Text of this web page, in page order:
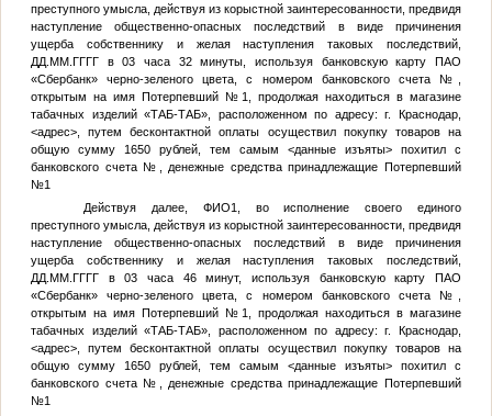
преступного умысла, действуя из корыстной заинтересованности, предвидя
наступление общественно-опасных последствий в виде причинения
ущерба собственнику и желая наступления таковых последствий,
ДД.ММ.ГГГГв 03 часа 32 минуты, используя банковскую карту ПАО
«Сбербанк» черно-зеленого цвета, с номером банковского счета №
открытым на имя Потерпевший №1
, продолжая находиться в магазине
табачных изделий «ТАБ-ТАБ», расположенном по адресу: г. Краснодар,
<адрес>, путем бесконтактной оплаты осуществил покупку товаров на
общую сумму 1650 рублей, тем самым<данные изъяты> похитил с
банковского счета № , денежные средства принадлежащиеПотерпевший
№1
Действуя далее, ФИО1, во исполнение своего единого
преступного умысла, действуя из корыстной заинтересованности, предвидя
наступление общественно-опасных последствий в виде причинения
ущерба собственнику и желая наступления таковых последствий,
ДД.ММ.ГГГГв 03 часа 46 минут, используя банковскую карту ПАО
«Сбербанк» черно-зеленого цвета, с номером банковского счета № ,
открытым на имя
Потерпевший №1, продолжая находиться в магазине
табачных изделий «ТАБ-ТАБ», расположенном по адресу: г. Краснодар,
<адрес>, путем бесконтактной оплаты осуществил покупку товаров на
общую сумму 1650 рублей, тем самым<данные изъяты> похитил с
банковского счета № , денежные средства принадлежащие
Потерпевший
№1